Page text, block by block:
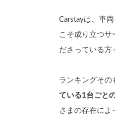
Carstayは、車
こそ成り立つサ
ださっている方
ランキングその
ている1台ごと
さまの存在によ